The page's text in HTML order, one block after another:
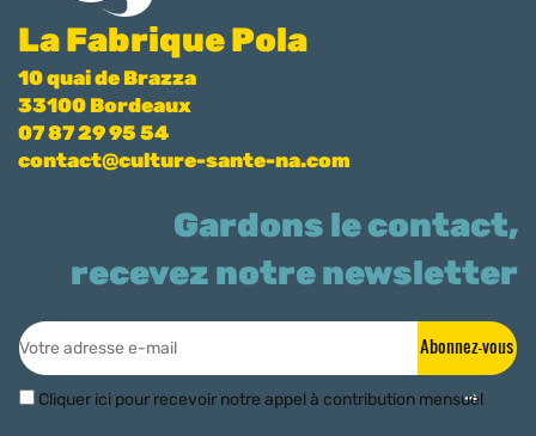
La Fabrique Pola
10 quai de Brazza
33100 Bordeaux
07 87 29 95 54
contact@culture-sante-na.com
Gardons le contact,
recevez notre newsletter
Abonnez-vous
Cliquer ici pour recevoir notre appel à contribution mensuel